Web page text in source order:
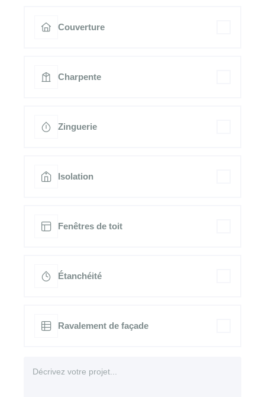
Couverture
Charpente
Zinguerie
Isolation
Fenêtres de toit
Étanchéité
Ravalement de façade